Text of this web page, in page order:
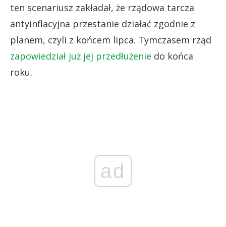
ten scenariusz zakładał, że rządowa tarcza
antyinflacyjna przestanie działać zgodnie z
planem, czyli z końcem lipca. Tymczasem rząd
zapowiedział już jej przedłużenie do końca
roku.
ad